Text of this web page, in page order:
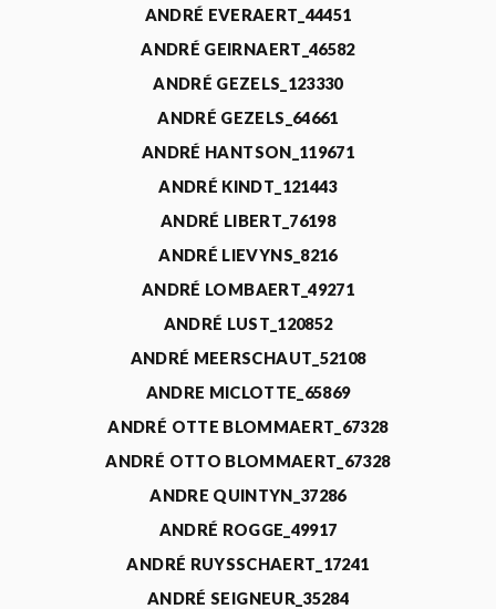
ANDRÉ EVERAERT_44451
ANDRÉ GEIRNAERT_46582
ANDRÉ GEZELS_123330
ANDRÉ GEZELS_64661
ANDRÉ HANTSON_119671
ANDRÉ KINDT_121443
ANDRÉ LIBERT_76198
ANDRÉ LIEVYNS_8216
ANDRÉ LOMBAERT_49271
ANDRÉ LUST_120852
ANDRÉ MEERSCHAUT_52108
ANDRE MICLOTTE_65869
ANDRÉ OTTE BLOMMAERT_67328
ANDRÉ OTTO BLOMMAERT_67328
ANDRE QUINTYN_37286
ANDRÉ ROGGE_49917
ANDRÉ RUYSSCHAERT_17241
ANDRÉ SEIGNEUR_35284